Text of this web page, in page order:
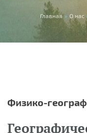
Вы здесь
Главная » О нас
Физико-